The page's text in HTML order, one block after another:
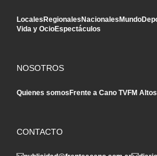
LocalesRegionalesNacionalesMundo
Vida y OcioEspectáculos
NOSOTROS
Quienes somosFrente a Cano TVFM Altos
CONTACTO